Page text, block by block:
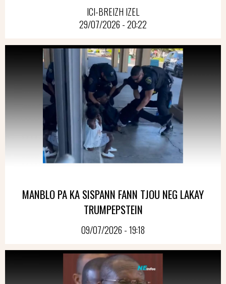
ICI-BREIZH IZEL
29/07/2026 - 20:22
MANBLO PA KA SISPANN FANN TJOU NEG LAKAY
TRUMPEPSTEIN
09/07/2026 - 19:18